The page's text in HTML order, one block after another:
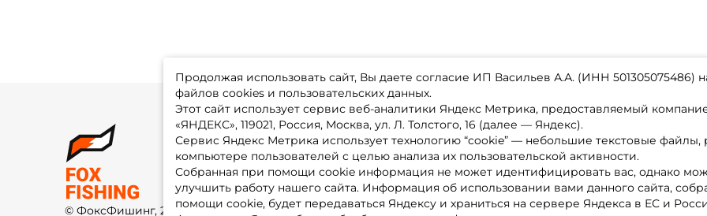
Продолжая использовать сайт, Вы даете согласие ИП Васильев А.А. (ИНН 501305075486)
файлов cookies и пользовательских данных.
Этот сайт использует сервис веб-аналитики Яндекс Метрика, предоставляемый
«ЯНДЕКС», 119021, Россия, Москва, ул. Л. Толстого, 16 (далее — Яндекс).
Сервис Яндекс Метрика использует технологию “cookie” — небольшие текстовые
компьютере пользователей с целью анализа их пользовательской активности.
Собранная при помощи cookie информация не может идентифицировать вас, однако
улучшить работу нашего сайта. Информация об использовании вами данного сайта,
помощи cookie, будет передаваться Яндексу и храниться на сервере Яндекса в ЕС и
© ФоксФишинг, 2009-2026
О магазине
Доставка
Оплата
Fox-bonus
Гуру
Контакты
Политика обработки ПД
Каталог товаров
Акции
Новинки
Бренды
Партнерская программа